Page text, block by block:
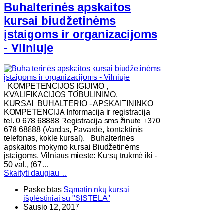
Buhalterinės apskaitos
kursai biudžetinėms
įstaigoms ir organizacijoms
- Vilniuje
KOMPETENCIJOS ĮGIJIMO ,
KVALIFIKACIJOS TOBULINIMO,
KURSAI BUHALTERIO - APSKAITININKO
KOMPETENCIJA Informacija ir registracija
tel. 0 678 68888 Registracija sms žinute +370
678 68888 (Vardas, Pavardė, kontaktinis
telefonas, kokie kursai). Buhalterinės
apskaitos mokymo kursai Biudžetinėms
įstaigoms, Vilniaus mieste: Kursų trukmė iki -
50 val., (67…
Skaityti daugiau ...
Paskelbtas Sąmatininkų kursai
išplėstiniai su "SISTELA"
Sausio 12, 2017